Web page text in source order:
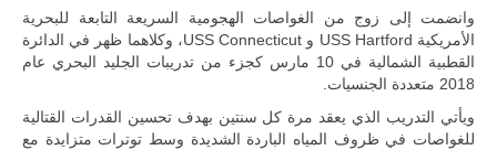
وانضمت إلى زوج من الغواصات الهجومية السريعة التابعة للبحرية
الأمريكية USS Hartford و USS Connecticut، وكلاهما ظهر في الدائرة
القطبية الشمالية في 10 مارس كجزء من تدريبات الجليد البحري عام
2018 متعددة الجنسيات.
ويأتي التدريب الذي يعقد مرة كل سنتين بهدف تحسين القدرات القتالية
للغواصات في ظروف المياه الباردة الشديدة وسط توترات متزايدة مع